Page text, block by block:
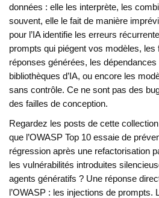
données : elle les interprète, les
souvent, elle le fait de manière
pour l’IA identifie les erreurs
prompts qui piégent vos modèles, les
réponses générées, les
bibliothèques d’IA, ou encore les
sans contrôle. Ce ne sont pas des
des failles de conception.
Regardez les posts de cette
que l’OWASP Top 10 essaie de
régression après une refactorisation
les vulnérabilités introduites
agents génératifs ? Une réponse
l’OWASP : les injections de prompts.